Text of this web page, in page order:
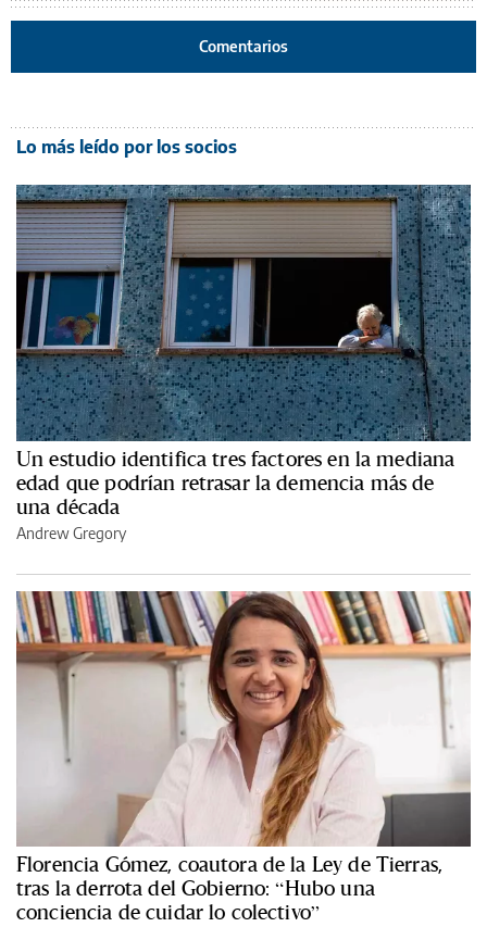
Comentarios
Lo más leído por los socios
Un estudio identifica tres factores en la mediana
edad que podrían retrasar la demencia más de
una década
Andrew Gregory
Florencia Gómez, coautora de la Ley de Tierras,
tras la derrota del Gobierno: “Hubo una
conciencia de cuidar lo colectivo”